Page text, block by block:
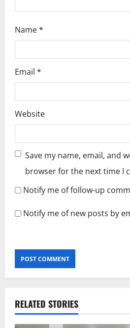
Name*
Email *
Website
Save my name, email, and
browser for the next time I
Notify me of follow-up
Notify me of new posts by
RELATED STORIES